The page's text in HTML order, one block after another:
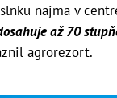
najmä v
až 70
agrorezort.